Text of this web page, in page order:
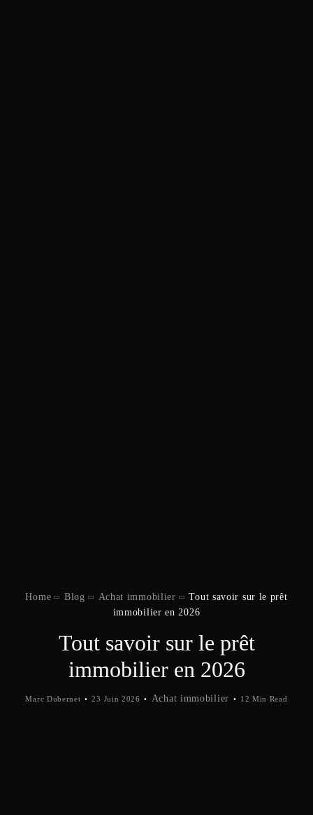
Home Blog Achat immobilier
Tout savoir sur le prêt
immobilier en 2026
Tout savoir sur le prêt
immobilier en 2026
Marc Dubernet 23 Juin 2026 Achat immobilier 12 Min Read